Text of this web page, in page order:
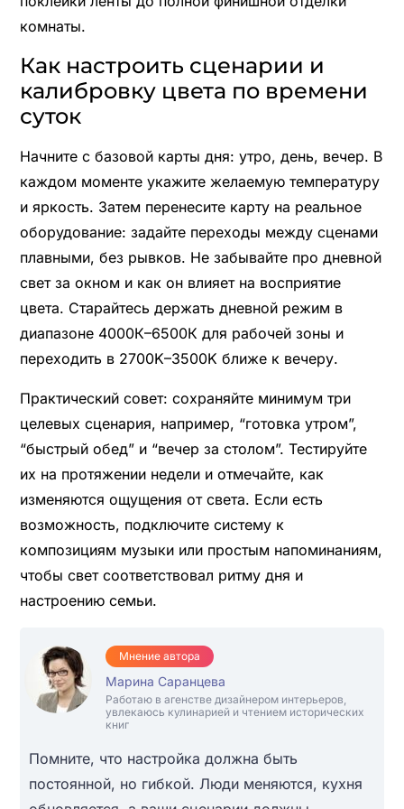
комнаты.
Как настроить сценарии и
калибровку цвета по времени
суток
Начните с базовой карты дня: утро, день, вечер. В
каждом моменте укажите желаемую температуру
и яркость. Затем перенесите карту на реальное
оборудование: задайте переходы между сценами
плавными, без рывков. Не забывайте про дневной
свет за окном и как он влияет на восприятие
цвета. Старайтесь держать дневной режим в
диапазоне 4000К–6500К для рабочей зоны и
переходить в 2700K–3500K ближе к вечеру.
Практический совет: сохраняйте минимум три
целевых сценария, например, “готовка утром”,
“быстрый обед” и “вечер за столом”. Тестируйте
их на протяжении недели и отмечайте, как
изменяются ощущения от света. Если есть
возможность, подключите систему к
композициям музыки или простым напоминаниям,
чтобы свет соответствовал ритму дня и
настроению семьи.
Мнение автора
Марина Саранцева
Работаю в агенстве дизайнером интерьеров,
увлекаюсь кулинарией и чтением исторических
книг
Помните, что настройка должна быть
постоянной, но гибкой. Люди меняются, кухня